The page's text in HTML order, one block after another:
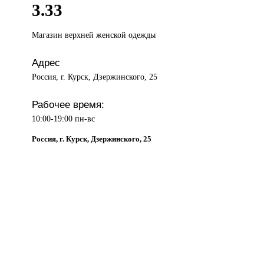
3.33
Магазин верхнейженской одежды
Адрес
Россия, г. Курск, Дзержинского, 25
Рабочее время:
10:00-19:00 пн-вс
Россия, г. Курск, Дзержинского, 25